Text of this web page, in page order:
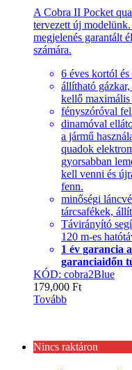
A Cobra II Pocket
tervezett új
megjelenés garantált
számára.
6 éves kortól
állítható
kellő maximális
fényszóróval
dinamóval
a jármű
quadok
gyorsabban
kell venni és
fenn.
minőségi
tárcsafékek,
Távirányító
120 m-es
1 év garancia
garanciaidőn
KÓD: cobra2Blue
179,000 Ft
Tovább
Nincs raktáron